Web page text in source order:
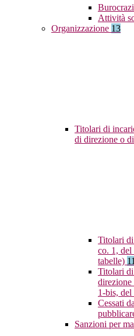
Attività
Organizzazione 13
Titolari di
di direzione o
Titolari
co. 1, del
tabelle) 11
Titolari
1-bis,
Cessati
Sanzioni per